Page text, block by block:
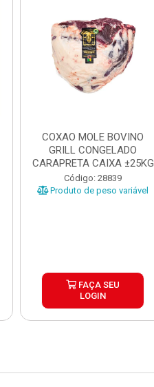
COXAO MOLE BOVINO
GRILL CONGELADO
CARAPRETA CAIXA ±25KG
Código: 28839
Produto de peso variável
FAÇA SEU
LOGIN